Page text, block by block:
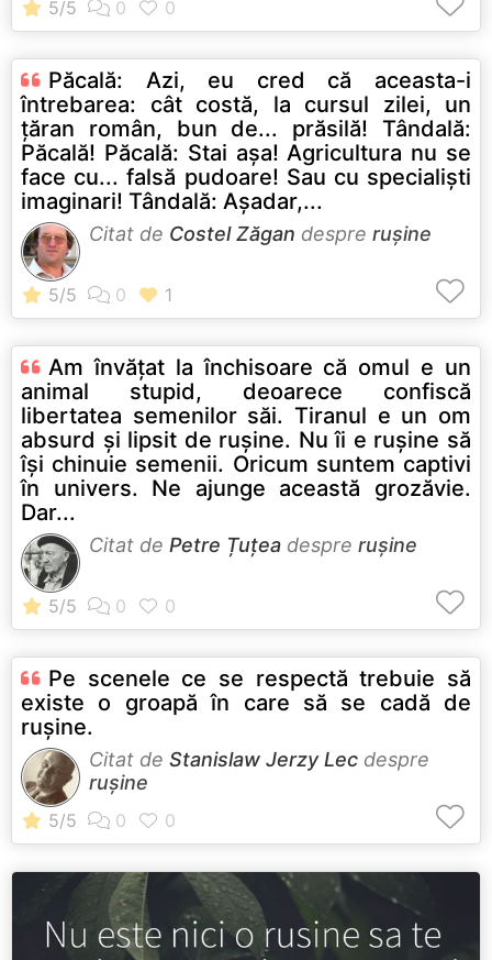
Păcală: Azi, eu cred că aceasta-i
întrebarea: cât costă, la cursul zilei, un
ţăran român, bun de... prăsilă! Tândală:
Păcală! Păcală: Stai aşa! Agricultura nu se
face cu... falsă pudoare! Sau cu specialişti
imaginari! Tândală: Aşadar,...
Citat de Costel Zăgan despre rușine
Am învăţat la închisoare că omul e un
animal stupid, deoarece confiscă
libertatea semenilor săi. Tiranul e un om
absurd şi lipsit de ruşine. Nu îi e ruşine să
îşi chinuie semenii. Oricum suntem captivi
în univers. Ne ajunge această grozăvie.
Dar...
Citat de Petre Țuțea despre rușine
Pe scenele ce se respectă trebuie să
existe o groapă în care să se cadă de
ruşine.
Citat de Stanislaw Jerzy Lec despre
rușine